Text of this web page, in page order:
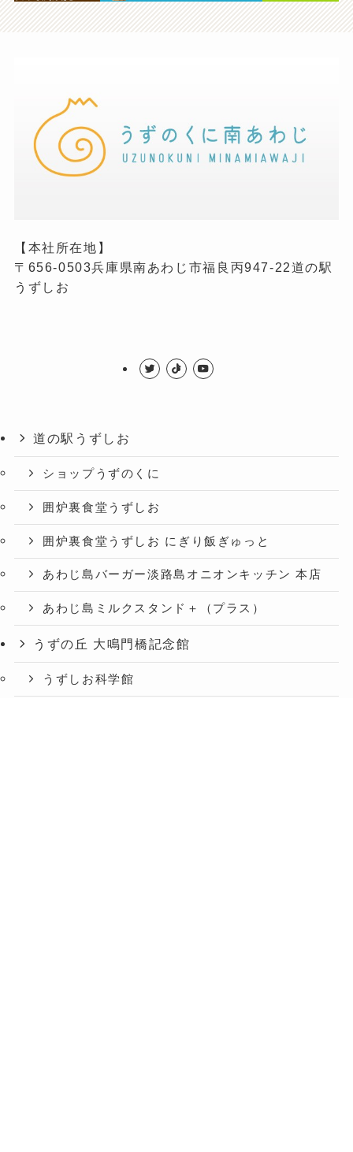
【本社所在地】
〒656-0503兵庫県南あわじ市福良丙947-22道の駅
うずしお
道の駅うずしお
ショップうずのくに
囲炉裏食堂うずしお
囲炉裏食堂うずしお にぎり飯ぎゅっと
あわじ島バーガー淡路島オニオンキッチン 本店
あわじ島ミルクスタンド＋（プラス）
うずの丘 大鳴門橋記念館
うずしお科学館